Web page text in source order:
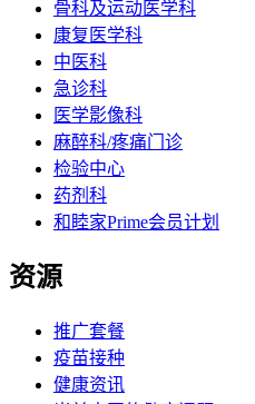
骨科及运动医学科
康复医学科
中医科
急诊科
医学影像科
麻醉科/疼痛门诊
检验中心
药剂科
和睦家Prime会员计划
资源
推广套餐
疫苗接种
健康资讯